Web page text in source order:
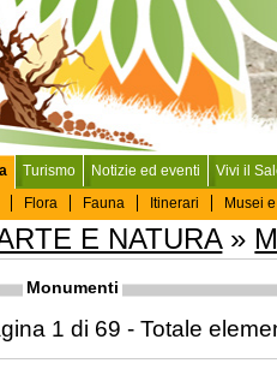
Flora Fauna Itinerari Musei
Turismo Notizie ed eventi Vivi il
E NATURA»
Monumenti
1 di 69 - Totale